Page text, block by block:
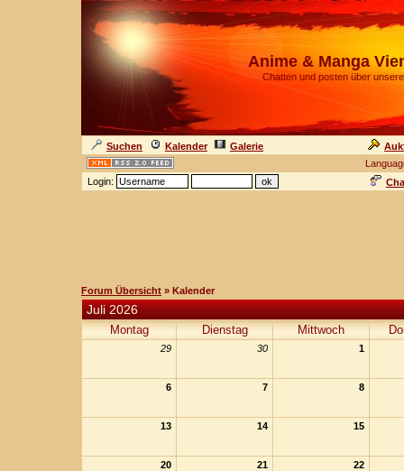
Anime & Manga
Chatten und posten über
Suchen Kalender Galerie
Login:
Forum Übersicht » Kalender
Juli 2026
Montag Dienstag Mittwoch
29 30 1
6 7 8
13 14 15
20 21 22